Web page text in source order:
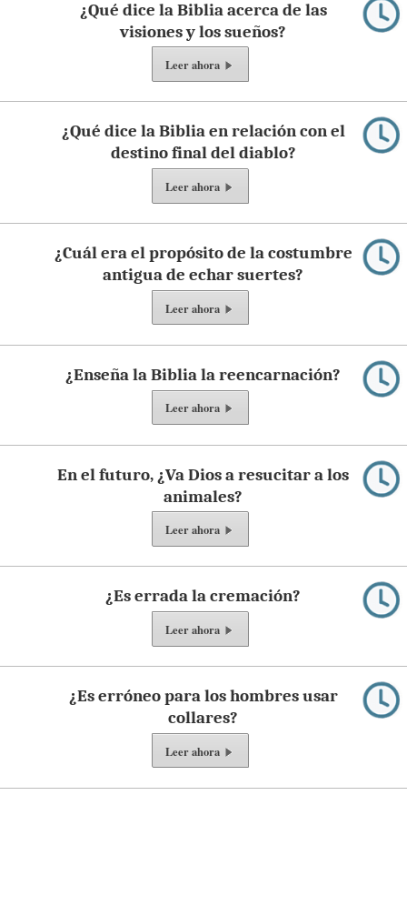
¿Qué dice la Biblia acerca de las
visiones y los sueños?
Leer ahora
¿Qué dice la Biblia en relación con el
destino final del diablo?
Leer ahora
¿Cuál era el propósito de la costumbre
antigua de echar suertes?
Leer ahora
¿Enseña la Biblia la reencarnación?
Leer ahora
En el futuro, ¿Va Dios a resucitar a los
animales?
Leer ahora
¿Es errada la cremación?
Leer ahora
¿Es erróneo para los hombres usar
collares?
Leer ahora